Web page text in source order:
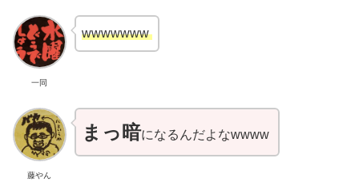
一同
wwwwwww
藤やん
まっ暗になるんだよなwwww